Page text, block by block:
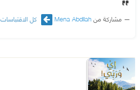
مشاركة منMena Abdllah كل الاقتباسات